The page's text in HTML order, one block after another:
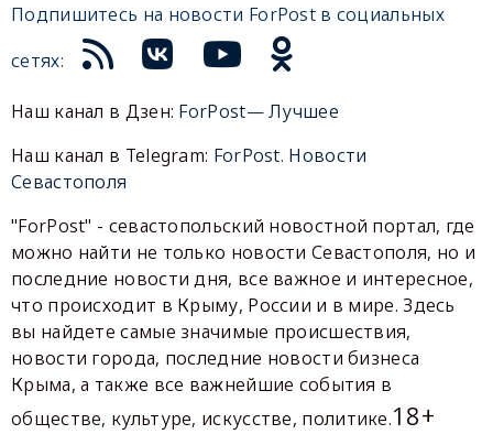
Подпишитесь на новости ForPost в социальных
сетях:
Наш канал в Дзен: ForPost— Лучшее
Наш канал в Telegram: ForPost. Новости
Севастополя
"ForPost" - севастопольский новостной портал, где
можно найти не только новости Севастополя, но и
последние новости дня, все важное и интересное,
что происходит в Крыму, России и в мире. Здесь
вы найдете самые значимые происшествия,
новости города, последние новости бизнеса
Крыма, а также все важнейшие события в
обществе, культуре, искусстве, политике.18+